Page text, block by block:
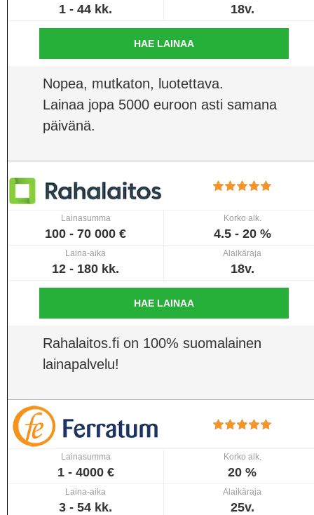
1 - 44 kk. 18v.
HAE LAINAA
Nopea, mutkaton, luotettava.
Lainaa jopa 5000 euroon asti samana
päivänä.
Lainasumma
100 - 70 000 €
Korko alk.
4.5 - 20 %
Laina-aika
12 - 180 kk.
Alaikäraja
18v.
HAE LAINAA
Rahalaitos.fi on 100% suomalainen
lainapalvelu!
Lainasumma
1 - 4000 €
Korko alk.
20 %
Laina-aika
3 - 54 kk.
Alaikäraja
25v.